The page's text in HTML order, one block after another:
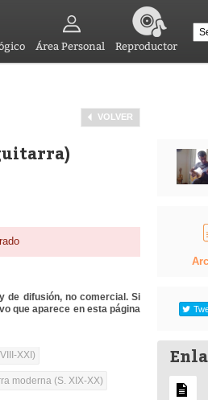
Área Personal Reproductor
VOLVER
de difusión, no comercial. Si
que aparece en esta página
XXI)
moderna (S. XIX-XX)